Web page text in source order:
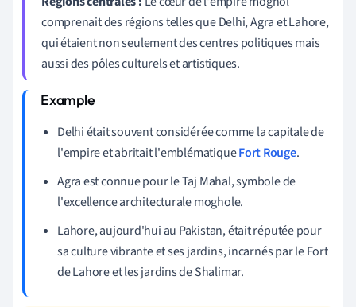
comprenait des régions telles que Delhi, Agra et Lahore,
qui étaient non seulement des centres politiques mais
aussi des pôles culturels et artistiques.
Delhi était souvent considérée comme la capitale de
l'empire et abritait l'emblématiqueFort Rouge.
Agra est connue pour le Taj Mahal, symbole de
l'excellence architecturale moghole.
Lahore, aujourd'hui au Pakistan, était réputée pour
sa culture vibrante et ses jardins, incarnés par le Fort
de Lahore et les jardins de Shalimar.